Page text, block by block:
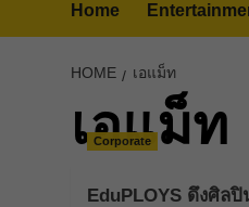
Home
HOME เอแม็ท
เอแม็ท
Corporate
EduPLOYS ดึงศิล